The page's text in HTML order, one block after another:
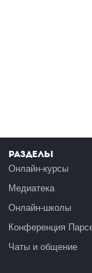
Разделы
Онлайн-курсы
Медиатека
Онлайн-школы
Конференция
Чаты и общение